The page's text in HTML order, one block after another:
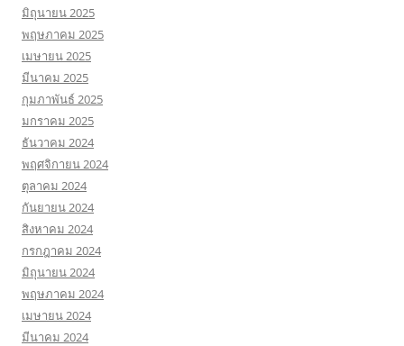
มิถุนายน 2025
พฤษภาคม 2025
เมษายน 2025
มีนาคม 2025
กุมภาพันธ์ 2025
มกราคม 2025
ธันวาคม 2024
พฤศจิกายน 2024
ตุลาคม 2024
กันยายน 2024
สิงหาคม 2024
กรกฎาคม 2024
มิถุนายน 2024
พฤษภาคม 2024
เมษายน 2024
มีนาคม 2024